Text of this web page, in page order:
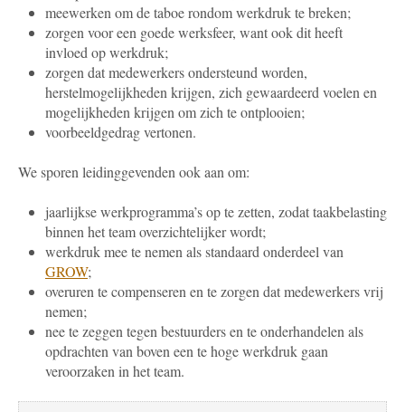
meewerken om de taboe rondom werkdruk te breken;
zorgen voor een goede werksfeer, want ook dit heeft
invloed op werkdruk;
zorgen dat medewerkers ondersteund worden,
herstelmogelijkheden krijgen, zich gewaardeerd voelen en
mogelijkheden krijgen om zich te ontplooien;
voorbeeldgedrag vertonen.
We sporen leidinggevenden ook aan om:
jaarlijkse werkprogramma’s op te zetten, zodat taakbelasting
binnen het team overzichtelijker wordt;
werkdruk mee te nemen als standaard onderdeel van
GROW;
overuren te compenseren en te zorgen dat medewerkers vrij
nemen;
nee te zeggen tegen bestuurders en te onderhandelen als
opdrachten van boven een te hoge werkdruk gaan
veroorzaken in het team.